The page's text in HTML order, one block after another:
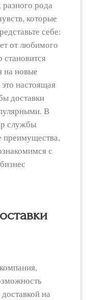
рода
которые
себе:
от любимого
становится
на новые
настоящая
доставки
В
службы
преимущества,
с
на